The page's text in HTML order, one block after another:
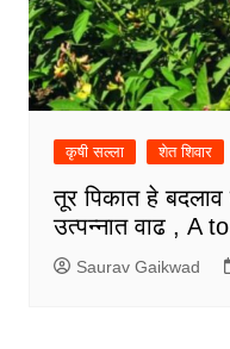
कृषी सल्ला शेत शिवार
तूर पिकात हे
उत्पन्नात वाढ , A
Saurav Gaikwad